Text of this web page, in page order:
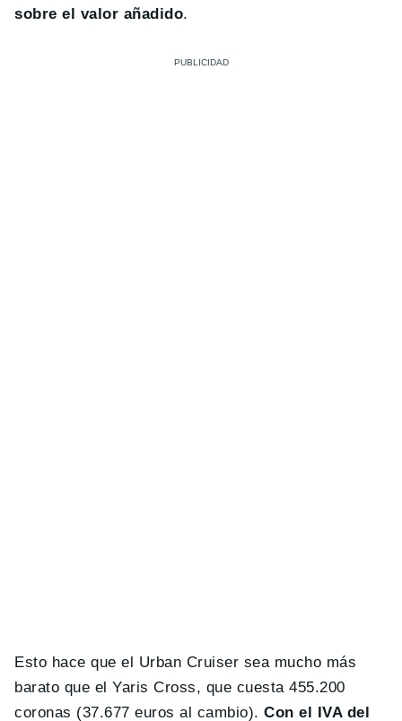
sobre el valor añadido.
Esto hace que el Urban Cruiser sea mucho más
barato que el Yaris Cross, que cuesta 455.200
coronas (37.677 euros al cambio).Con el IVA del